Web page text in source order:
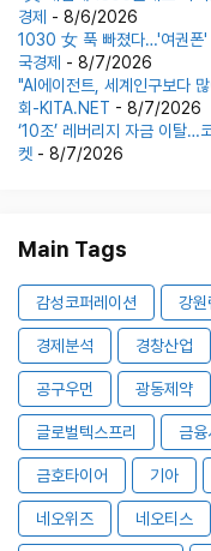
경제 - 8/6/2026
1030 女 푹 빠졌다…'여권폰'
국경제 - 8/7/2026
"AI에이전트, 세계인구보다
회-KITA.NET - 8/7/2026
‘10조’ 레버리지 자금 이탈…
켓 - 8/7/2026
Main Tags
감성코퍼레이션 강원
경제분석 경창산업
공구우먼 광동제약
글로벌텍스프리 금융
금호타이어 기아
네오위즈 네오티스